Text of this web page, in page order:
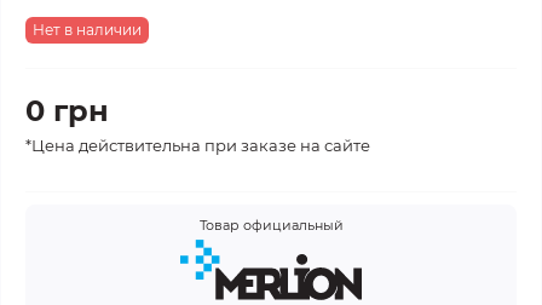
Нет в наличии
0 грн
*Цена действительна при заказе на сайте
Товар официальный